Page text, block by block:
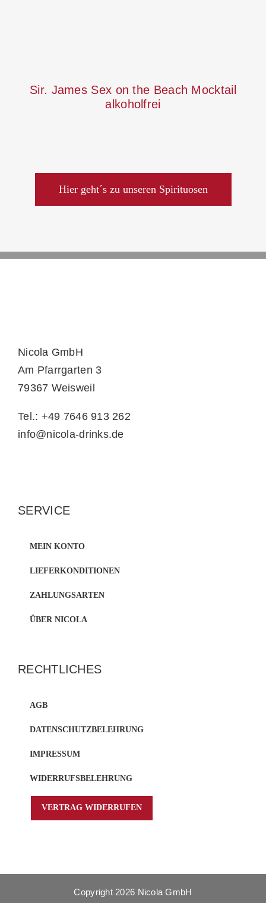
Sir. James Sex on the Beach Mocktail
alkoholfrei
Hier geht´s zu unseren Spirituosen
Nicola GmbH
Am Pfarrgarten 3
79367 Weisweil
Tel.: +49 7646 913 262
info@nicola-drinks.de
SERVICE
MEIN KONTO
LIEFERKONDITIONEN
ZAHLUNGSARTEN
ÜBER NICOLA
RECHTLICHES
AGB
DATENSCHUTZBELEHRUNG
IMPRESSUM
WIDERRUFSBELEHRUNG
VERTRAG WIDERRUFEN
Copyright2026 Nicola GmbH